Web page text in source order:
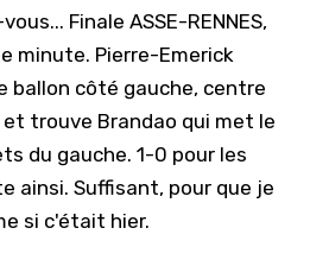
Finale ASSE-RENNES,
minute. Pierre-Emerick
ballon côté gauche, centre
trouve Brandao qui met le
du gauche. 1-0 pour les
ainsi. Suffisant, pour que je
si c'était hier.